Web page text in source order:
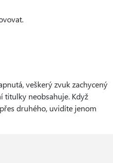
veškerý zvuk zachycený
titulky neobsahuje. Když
druhého, uvidíte jenom